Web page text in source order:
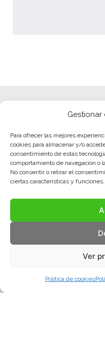
Para ofrecer las mejores
cookies para almacenar y/o
consentimiento de estas
comportamiento de navegación o
No consentir o retirar el
ciertas características y funciones.
Ver
Política de cookies